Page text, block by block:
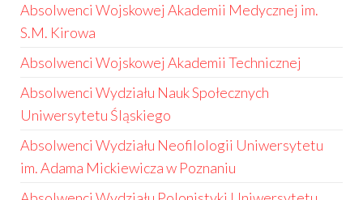
Absolwenci Wojskowej Akademii Medycznej im.
S.M. Kirowa
Absolwenci Wojskowej Akademii Technicznej
Absolwenci Wydziału Nauk Społecznych
Uniwersytetu Śląskiego
Absolwenci Wydziału Neofilologii Uniwersytetu
im. Adama Mickiewicza w Poznaniu